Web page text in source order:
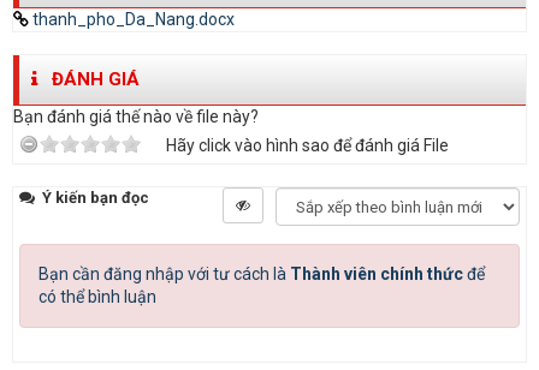
thanh_pho_Da_Nang.docx
ĐÁNH GIÁ
Bạn đánh giá thế nào về file này?
Hãy click vào hình sao để đánh giá File
Ý kiến bạn đọc
Bạn cần đăng nhập với tư cách là Thành viên chính thứcđể
có thể bình luận